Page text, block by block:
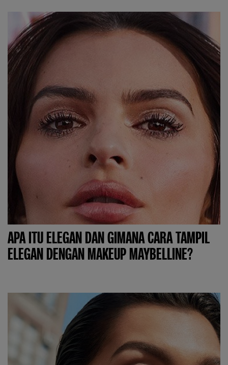
APA ITU ELEGAN DAN GIMANA CARA TAMPIL
ELEGAN DENGAN MAKEUP MAYBELLINE?